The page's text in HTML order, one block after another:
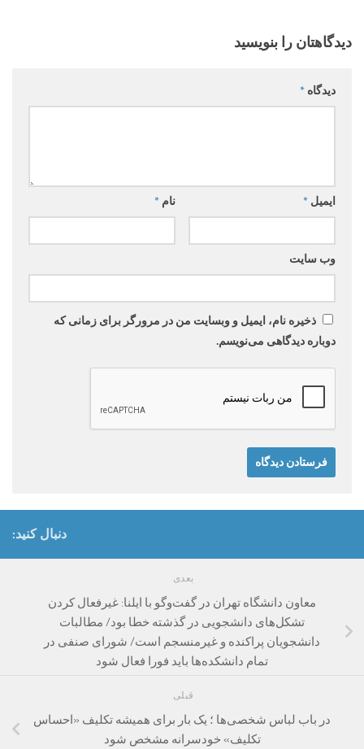
دیدگاهتان را بنویسید
دیدگاه *
نام * ایمیل *
وب‌ سایت
ذخیره نام، ایمیل و وبسایت من در مرورگر برای زمانی که
دوباره دیدگاهی می‌نویسم.
دنبال کنید:
بعدی
معاون دانشگاه تهران در گفت‌وگو با ایلنا: غیرفعال کردن
تشکل‌های دانشجویی در گذشته خطا بود/ مطالبات
دانشجویان پراکنده و غیرمنسجم است/ شورای صنفی در
تمام دانشکده‌ها باید فورا فعال شود
قبلی
در باب لباس شخصی‌ها ؛ یک بار برای همیشه تکلیف «احساس
تکلیف» خودسرانه مشخص شود